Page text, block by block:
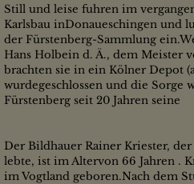
Still und leise fuhren im
Karlsbau inDonaueschingen und
der Fürstenberg-Sammlung
Hans Holbein d. Ä., dem Meister
brachten sie in ein Kölner Depot
wurdegeschlossen und die Sorge
Fürstenberg seit 20 Jahren seine
Der Bildhauer Rainer Kriester,
lebte, ist im Altervon 66 Jahren .
im Vogtland geboren.Nach dem